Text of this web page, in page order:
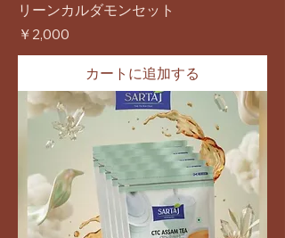
リーンカルダモンセット
価格
￥2,000
カートに追加する